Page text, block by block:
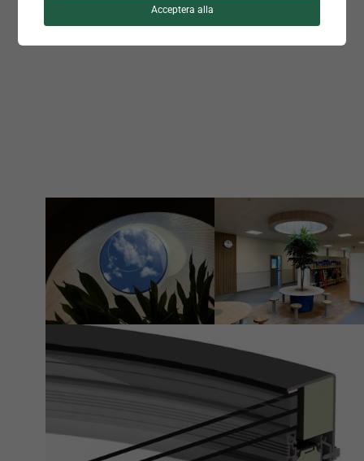
möjlighet att ta del av en ljusare vardag.
Acceptera alla